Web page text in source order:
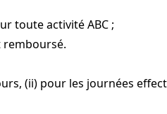
toute activité ABC ;
(ii) pour les journées